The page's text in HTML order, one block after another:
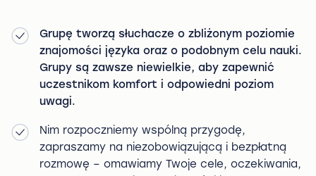
Grupę tworzą słuchacze o zbliżonym poziomie
znajomości języka oraz o podobnym celu nauki.
Grupy są zawsze niewielkie, aby zapewnić
uczestnikom komfort i odpowiedni poziom
uwagi.
Nim rozpoczniemy wspólną przygodę,
zapraszamy na niezobowiązującą i bezpłatną
rozmowę – omawiamy Twoje cele, oczekiwania,